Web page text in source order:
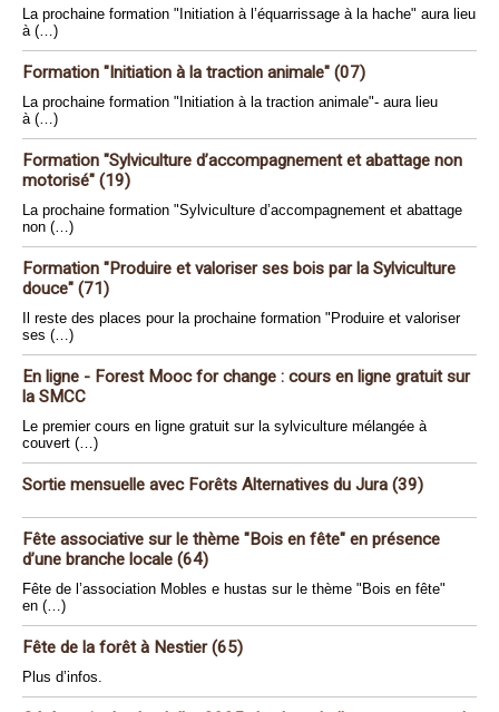
La prochaine formation "Initiation à l’équarrissage à la hache" aura lieu
à (…)
Formation "Initiation à la traction animale" (07)
La prochaine formation "Initiation à la traction animale"- aura lieu
à (…)
Formation "Sylviculture d’accompagnement et abattage non
motorisé" (19)
La prochaine formation "Sylviculture d’accompagnement et abattage
non (…)
Formation "Produire et valoriser ses bois par la Sylviculture
douce" (71)
Il reste des places pour la prochaine formation "Produire et valoriser
ses (…)
En ligne - Forest Mooc for change : cours en ligne gratuit sur
la SMCC
Le premier cours en ligne gratuit sur la sylviculture mélangée à
couvert (…)
Sortie mensuelle avec Forêts Alternatives du Jura (39)
Fête associative sur le thème "Bois en fête" en présence
d’une branche locale (64)
Fête de l’association Mobles e hustas sur le thème "Bois en fête"
en (…)
Fête de la forêt à Nestier (65)
Plus d’infos.